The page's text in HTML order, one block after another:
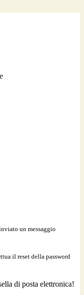
un messaggio
il reset della password
di posta elettronica!